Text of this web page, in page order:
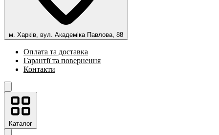
м. Харків, вул. Академіка Павлова, 88
Оплата та доставка
Гарантії та повернення
Контакти
Каталог